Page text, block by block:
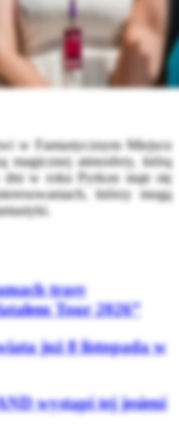
w Fantastycznym Miejscu
magicznej atmosfery, którą
dni w roku Pyrkon staje się
którzy mogą
trasy
Tour 2026”
już 8 listopada w
wystąpi tej jesieni